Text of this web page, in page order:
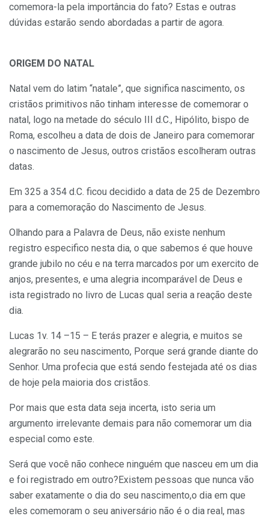
comemora-la pela importância do fato? Estas e outras
dúvidas estarão sendo abordadas a partir de agora.
ORIGEM DO NATAL
Natal vem do latim “natale”, que significa nascimento, os
cristãos primitivos não tinham interesse de comemorar o
natal, logo na metade do século III d.C., Hipólito, bispo de
Roma, escolheu a data de dois de Janeiro para comemorar
o nascimento de Jesus, outros cristãos escolheram outras
datas.
Em 325 a 354 d.C. ficou decidido a data de 25 de Dezembro
para a comemoração do Nascimento de Jesus.
Olhando para a Palavra de Deus, não existe nenhum
registro especifico nesta dia, o que sabemos é que houve
grande jubilo no céu e na terra marcados por um exercito de
anjos, presentes, e uma alegria incomparável de Deus e
ista registrado no livro de Lucas qual seria a reação deste
dia.
Lucas 1v. 14 –15 – E terás prazer e alegria, e muitos se
alegrarão no seu nascimento, Porque será grande diante do
Senhor. Uma profecia que está sendo festejada até os dias
de hoje pela maioria dos cristãos.
Por mais que esta data seja incerta, isto seria um
argumento irrelevante demais para não comemorar um dia
especial como este.
Será que você não conhece ninguém que nasceu em um dia
e foi registrado em outro?Existem pessoas que nunca vão
saber exatamente o dia do seu nascimento,o dia em que
eles comemoram o seu aniversário não é o dia real, mas